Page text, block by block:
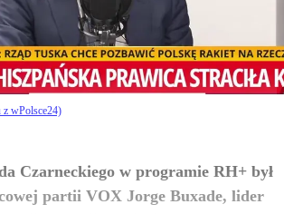
z wPolsce24)
Czarneckiego w programie RH+ był
partii VOX Jorge Buxade, lider